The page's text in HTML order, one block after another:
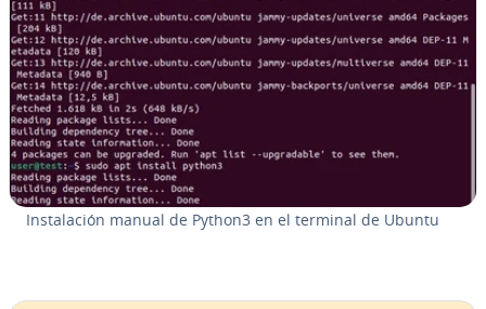
In­s­ta­la­ción manual de Python3 en el terminal de Ubuntu